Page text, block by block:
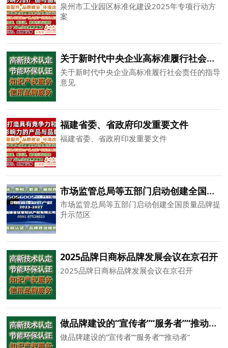
泉州市工业园区标准化建设2025年专项行动方
案
关于新时代中央企业高标准履行社会责任的指导意见
关于新时代中央企业高标准履行社会责任的指导
意见
福建省委、省政府印发重要文件
福建省委、省政府印发重要文件
市场监管总局等五部门启动创建全国质量品牌提升示范区
市场监管总局等五部门启动创建全国质量品牌提
升示范区
2025品牌日商标品牌发展会议在京召开
2025品牌日商标品牌发展会议在京召开
做品牌建设的“宣传者”“服务者”“推动者”
做品牌建设的“宣传者”“服务者”“推动者”